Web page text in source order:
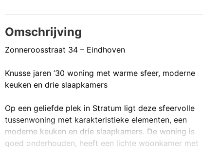
Omschrijving
Zonneroosstraat 34 – Eindhoven
Knusse jaren ’30 woning met warme sfeer, moderne
keuken en drie slaapkamers
Op een geliefde plek in Stratum ligt deze sfeervolle
tussenwoning met karakteristieke elementen, een
moderne keuken en drie slaapkamers. De woning is
goed onderhouden, heeft een lichte woonkamer met